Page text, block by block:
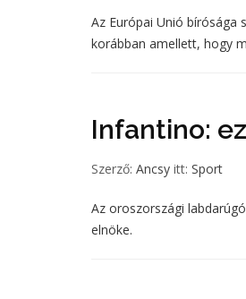
Az Európai Unió bírósága
korábban amellett, hogy
Infantino:
Szerző: Ancsy itt: Sport
Az oroszországi
elnöke.